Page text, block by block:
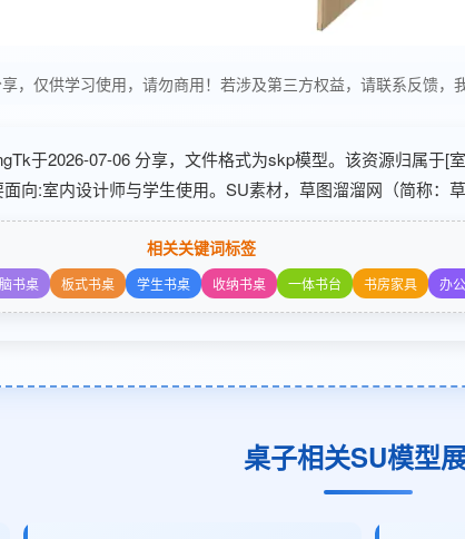
，仅供学习使用，请勿商用！若涉及第三方权益，请联系反馈，
于2026-07-06 分享，文件格式为skp模型。该资源归属于[
向:室内设计师与学生使用。SU素材，草图溜溜网（简称：
相关关键词标签
书桌 板式书桌 学生书桌 收纳书桌 一体书台 书房家具 办
桌子相关SU模型